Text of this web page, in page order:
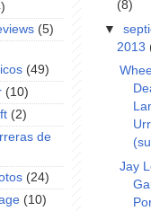
(5)
(49)
(10)
(2)
de
(24)
(10)
(8)
▼
2013
Jay